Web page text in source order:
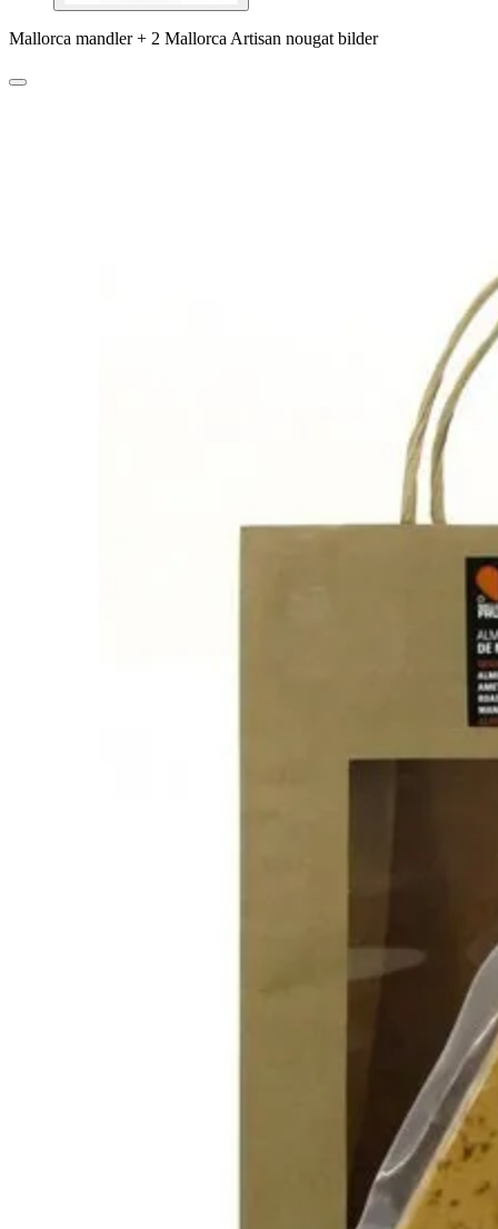
Mallorca mandler + 2 Mallorca Artisan nougat bilder